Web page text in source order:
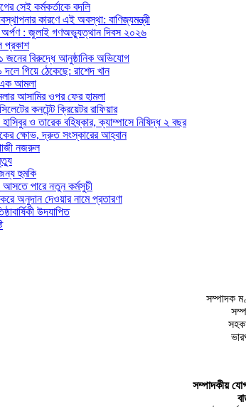
সেই কর্মকর্তাকে বদলি
কারণে এই অবস্থা: বাণিজ্যমন্ত্রী
অর্পণ : জুলাই গণঅভ্যুত্থান দিবস ২০২৬
প্রকাশ
জনের বিরুদ্ধে আনুষ্ঠানিক অভিযোগ
গিয়ে ঠেকেছে: রাশেদ খান
এক আমলা
আসামির ওপর ফের হামলা
কনটেন্ট ক্রিয়েটর রাফিয়ার
হাসিবুর ও তারেক বহিষ্কার, ক্যাম্পাসে নিষিদ্ধ ২ বছর
ক্ষোভ, দ্রুত সংস্কারের আহ্বান
নজরুল
হুমকি
পারে নতুন কর্মসুচী
করে অনুদান দেওয়ার নামে প্রতারণা
উদযাপিত
সম্পাদক
সম্পাদকীয়